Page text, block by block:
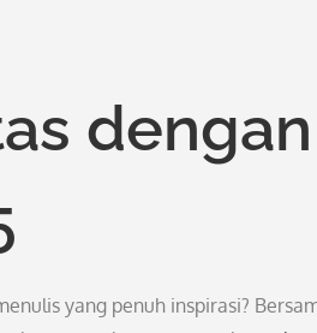
dengan
yang penuh inspirasi?